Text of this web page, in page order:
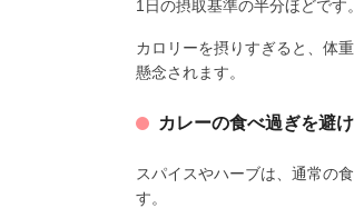
1日の摂取基準の半分ほどです。
カロリーを摂りすぎると、体
懸念されます。
カレーの食べ過ぎを避
スパイスやハーブは、通常の
す。